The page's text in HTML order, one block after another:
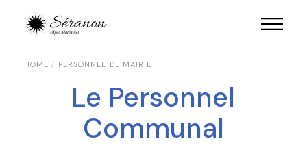
HOME PERSONNEL DE MAIRIE
Le Personnel
Communal